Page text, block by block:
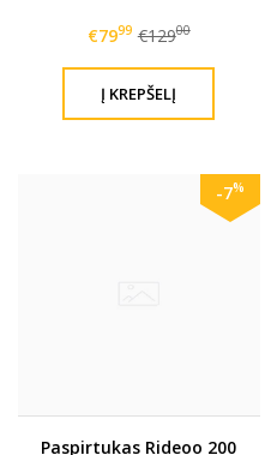
€7999 €12900
-7%
Paspirtukas Rideoo 200